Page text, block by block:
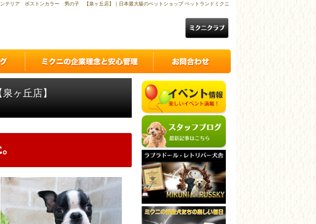
ンテリア ボストンカラー 男の子 【泉ヶ丘店】｜日本最大級のペットショップ ペットランドミクニ
ヶ丘店】